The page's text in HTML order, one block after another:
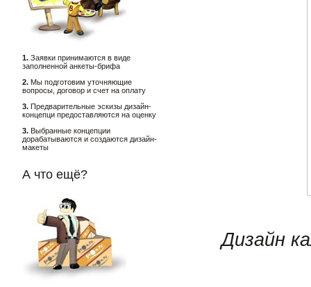
1. Заявки принимаются в виде
заполненной анкеты-брифа
2. Мы подготовим уточняющие
вопросы, договор и счет на оплату
3. Предварительные эскизы дизайн-
концепци предоставляются на оценку
3. Выбранные концепции
дорабатываются и создаются дизайн-
макеты
А что ещё?
Дизайн